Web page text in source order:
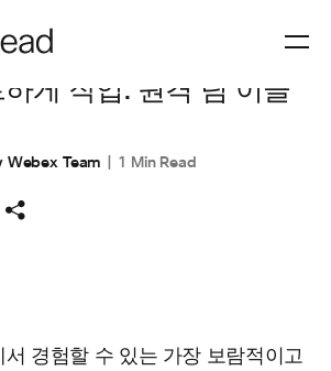
게 작업: 원격 팀 이끌
Webex Team 1 Min Read
서 경험할 수 있는 가장 보람적이고